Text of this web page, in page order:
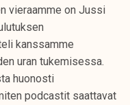
vieraamme on Jussi
kanssamme
uran tukemisessa.
huonosti
podcastit saattavat